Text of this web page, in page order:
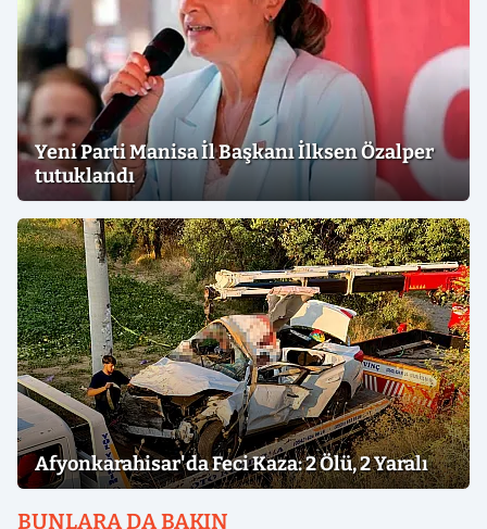
Yeni Parti Manisa İl Başkanı İlksen Özalper
tutuklandı
Afyonkarahisar'da Feci Kaza: 2 Ölü, 2 Yaralı
BUNLARA DA BAKIN